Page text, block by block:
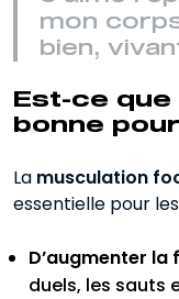
mon
bien,
Est-ce
bonne
La musculation
essentielle pour
D’augmenter
duels, les sauts